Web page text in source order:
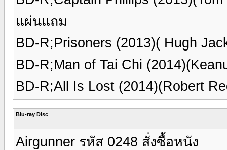
แผ่นแถม
BD-R;Prisoners (2013)( Hugh
BD-R;Man of Tai Chi
BD-R;All Is Lost (2014)(Robert
Blu-ray Disc
Airgunner รหัส 0248 สั่งซื้อหนัง